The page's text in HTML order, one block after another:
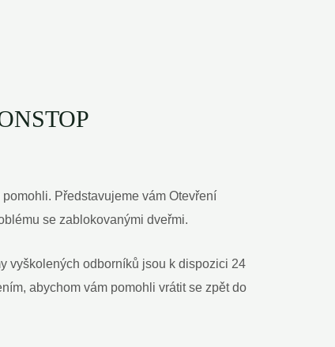
Představujeme vám Otevření
se zablokovanými dveřmi.
vyškolených odborníků jsou k dispozici 24
abychom vám pomohli vrátit se zpět do